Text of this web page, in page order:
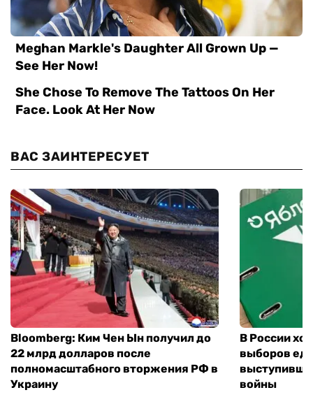
ВАС ЗАИНТЕРЕСУЕТ
Bloomberg: Ким Чен Ын получил до
22 млрд долларов после
полномасштабного вторжения РФ в
Украину
В России
выборов
войны